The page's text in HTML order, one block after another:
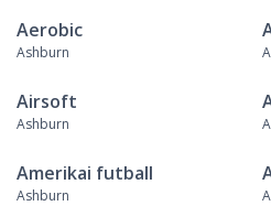
Aerobic
Ashburn
Airsoft
Ashburn
Amerikai futball
Ashburn